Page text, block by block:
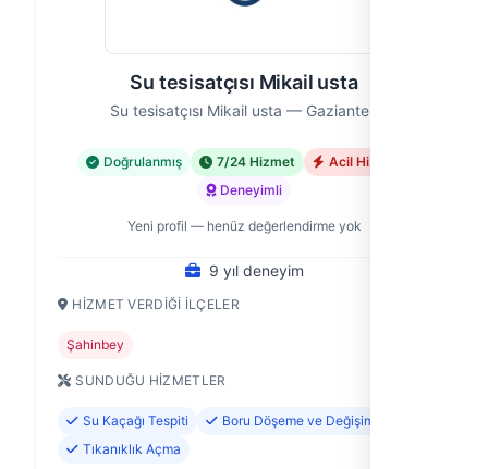
Su tesisatçısı Mikail usta
Su tesisatçısı Mikail usta — Gaziantep
Doğrulanmış 7/24 Hizmet
Acil Hizmet
Deneyimli
Yeni profil — henüz değerlendirme yok
9 yıl deneyim
HIZMET VERDIĞI İLÇELER
Şahinbey
SUNDUĞU HIZMETLER
Su Kaçağı Tespiti
Boru Döşeme ve Değişimi
Tıkanıklık Açma